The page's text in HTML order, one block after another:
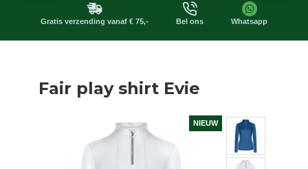
Gratis verzending vanaf € 75,- Bel ons Whatsapp
Fair play shirt Evie
NIEUW